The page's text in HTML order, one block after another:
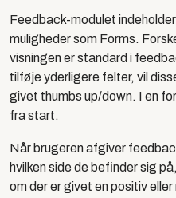
Feedback-modulet
muligheder som Forms.
visningen er standard i
tilføje yderligere felter, vil
givet thumbs up/down. I en
fra start.
Når brugeren afgiver
hvilken side de befinder sig
om der er givet en positiv